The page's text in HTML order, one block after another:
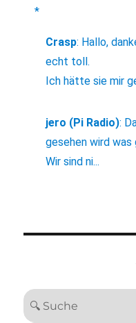
*
Crasp: Hallo,
echt toll.
Ich hätte sie mir
jero (Pi Radio):
gesehen wird
Wir sind ni...